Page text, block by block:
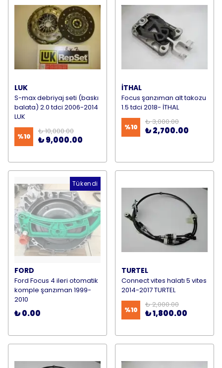
LUK
S-max debriyaj seti (baskı
balata) 2.0 tdci 2006-2014
LUK
%10
₺ 10,000.00
₺ 9,000.00
İTHAL
Focus şanzıman alt takozu
1.5 tdci 2018- İTHAL
%10
₺ 3,000.00
₺ 2,700.00
Tükendi
FORD
Ford Focus 4 ileri otomatik
komple şanzıman 1999-
2010
₺ 0.00
TURTEL
Connect vites halatı 5 vites
2014-2017 TURTEL
%10
₺ 2,000.00
₺ 1,800.00